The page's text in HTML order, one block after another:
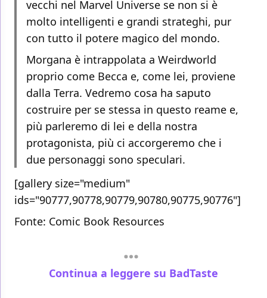
vecchi nel Marvel Universe se non si è
molto intelligenti e grandi strateghi, pur
con tutto il potere magico del mondo.
Morgana è intrappolata a Weirdworld
proprio come Becca e, come lei, proviene
dalla Terra. Vedremo cosa ha saputo
costruire per se stessa in questo reame e,
più parleremo di lei e della nostra
protagonista, più ci accorgeremo che i
due personaggi sono speculari.
[gallery size="medium"
ids="90777,90778,90779,90780,90775,90776"]
Fonte: Comic Book Resources
Continua a leggere su BadTaste